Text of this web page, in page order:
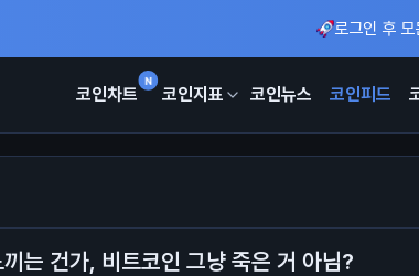
로그인 후
N
코인차트 코인지표 코인뉴스 코인피드
는 건가, 비트코인 그냥 죽은 거 아님?